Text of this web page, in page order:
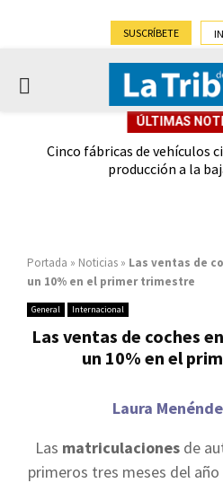
SUSCRÍBETE
PRIMARY
ÚLTIMAS
Cinco fábricas de vehículos
producción a la
Portada » Noticias » Las ventas de
un 10% en el primer trimestre
General Internacional
Las ventas de coches
un 10% en el
Laura
Las matriculaciones de
primeros tres meses del